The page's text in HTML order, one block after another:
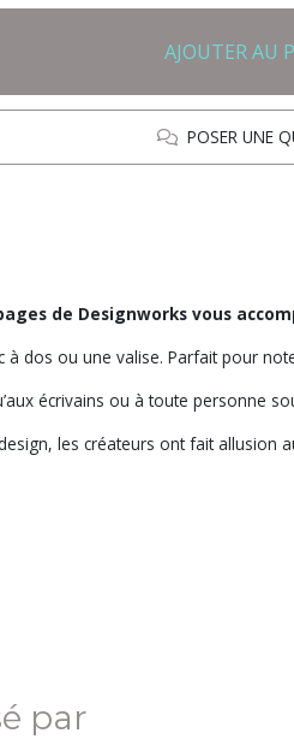
AJOUTER AU
POSER UNE
de Designworks vous
dos ou une valise. Parfait pour
écrivains ou à toute personne
les créateurs ont fait
par